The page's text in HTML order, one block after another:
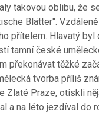
takovou oblibu, že
Blätter".
přítelem. Hlavatý byl
tamní české
překonávat těžké
tvorba příliš
Zlaté Praze, otiskli
a na léto jezdíval do